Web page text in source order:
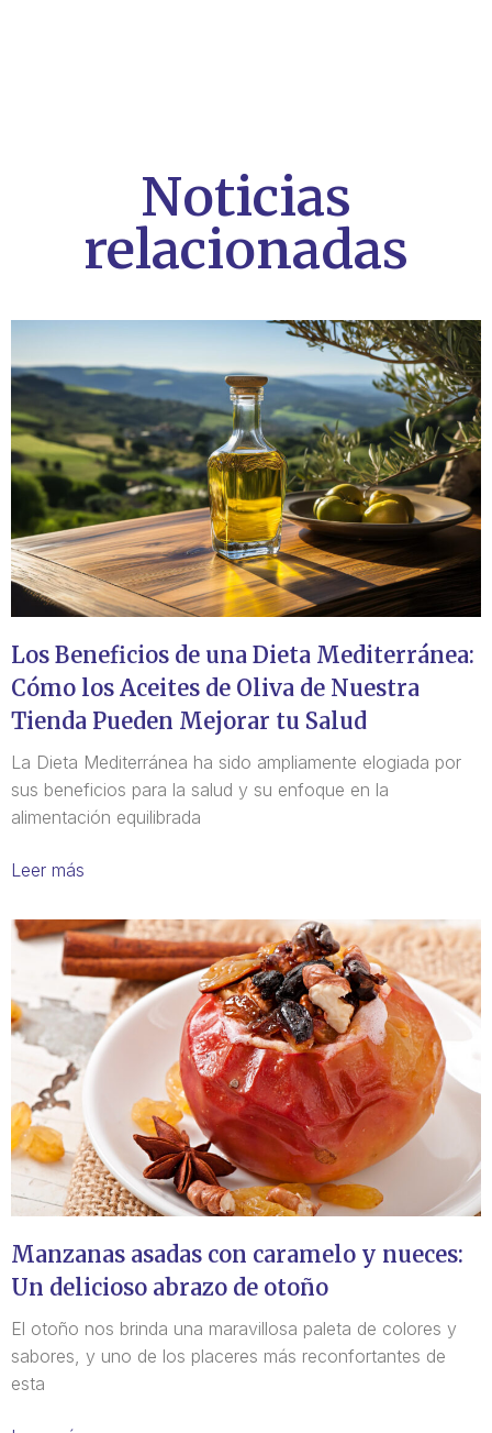
Noticias
relacionadas
Los Beneficios de una Dieta Mediterránea:
Cómo los Aceites de Oliva de Nuestra
Tienda Pueden Mejorar tu Salud
La Dieta Mediterránea ha sido ampliamente elogiada por
sus beneficios para la salud y su enfoque en la
alimentación equilibrada
Leer más
Manzanas asadas con caramelo y nueces:
Un delicioso abrazo de otoño
El otoño nos brinda una maravillosa paleta de colores y
sabores, y uno de los placeres más reconfortantes de
esta